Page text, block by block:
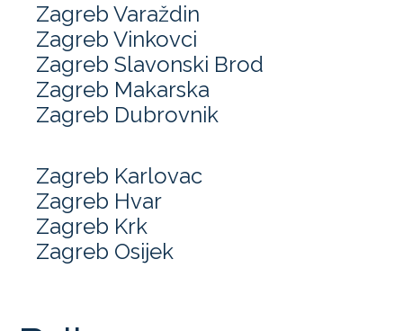
Zagreb Varaždin
Zagreb Vinkovci
Zagreb Slavonski Brod
Zagreb Makarska
Zagreb Dubrovnik
Zagreb Karlovac
Zagreb Hvar
Zagreb Krk
Zagreb Osijek